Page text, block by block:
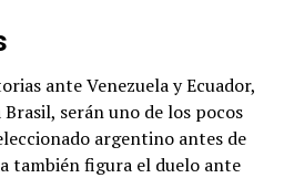
ante Venezuela y Ecuador,
serán uno de los pocos
argentino antes de
también figura el duelo ante